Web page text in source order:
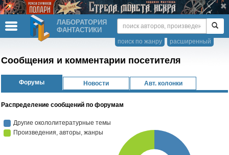
ЛАБОРАТОРИЯ
ФАНТАСТИКИ
расширенный
поиск по жанру
Сообщения и комментарии посетителя
Форумы Новости Авт. колонки
Распределение сообщений по форумам